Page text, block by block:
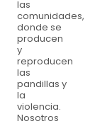
las
comunidades,
donde se
producen
y
reproducen
las
pandillas y
la
violencia.
Nosotros